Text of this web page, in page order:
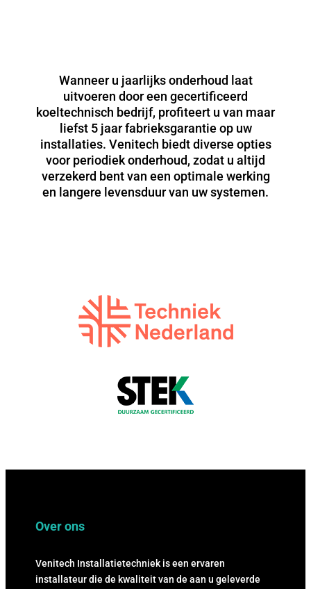
Wanneer u jaarlijks onderhoud laat
uitvoeren door een gecertificeerd
koeltechnisch bedrijf, profiteert u van maar
liefst 5 jaar fabrieksgarantie op uw
installaties. Venitech biedt diverse opties
voor periodiek onderhoud, zodat u altijd
verzekerd bent van een optimale werking
en langere levensduur van uw systemen.
Over ons
Venitech Installatietechniek is een ervaren
installateur die de kwaliteit van de aan u geleverde